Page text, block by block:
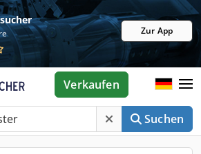
Zur App
Suchen
Verkaufen